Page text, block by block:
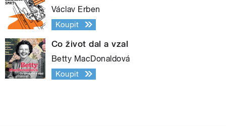
Václav Erben
Koupit
Co život dal a vzal
Betty MacDonaldová
Koupit